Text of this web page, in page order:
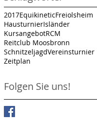
2017EquikineticFreiolsheim
HausturnierIsländer
KursangebotRCM
Reitclub Moosbronn
SchnitzeljagdVereinsturnier
Zeitplan
Folgen Sie uns!